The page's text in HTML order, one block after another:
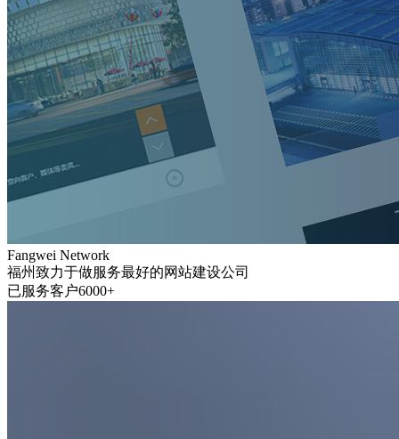
Fangwei Network
福州致力于做服务最好的网站建设公司
已服务客户6000+